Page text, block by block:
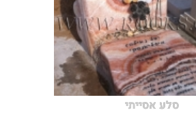
סלע אסייתי